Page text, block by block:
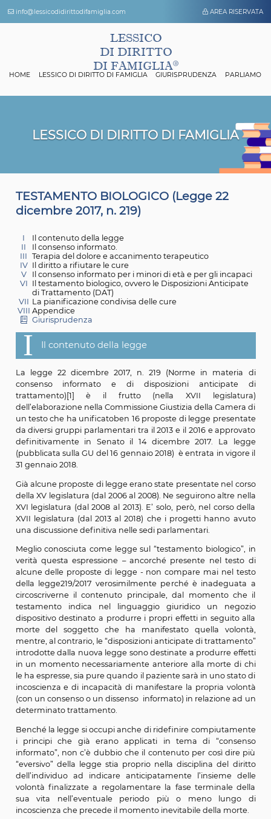
info@lessicodidirittodifamiglia.com AREA
LESSICO
DI DIRITTO
DI FAMIGLIA
LESSICO DI DIRITTO DI
ESTAMENTO BIOLOGICO (Legge 22
dicembre 2017, n. 219)
I
Il contenuto della legge
Il consenso informato.
III Terapia del dolore e accanimento terapeutico
IV Il diritto a rifiutare le cure
V
Il consenso informato per i minori di età e per gli
VI Il testamento biologico, ovvero le Disposizioni
di Trattamento (DAT)
VII
Giurisprudenza
I Il contenuto della legge
La legge 22 dicembre 2017, n. 219 (Norme in
consenso informato e di disposizioni
trattamento)[1] è il frutto (nella XVII
dell’elaborazione nella Commissione Giustizia della
un testo che ha unificatoben 16 proposte di legge
da diversi gruppi parlamentari tra il 2013 e il 2016 e
definitivamente in Senato il 14 dicembre 2017.
(pubblicata sulla GU del 16 gennaio 2018) è entrata in
31 gennaio 2018.
Già alcune proposte di legge erano state presentate
della XV legislatura (dal 2006 al 2008). Ne seguirono
XVI legislatura (dal 2008 al 2013). E’ solo, però, nel
XVII legislatura (dal 2013 al 2018) che i progetti
una discussione definitiva nelle sedi parlamentari.
Meglio conosciuta come legge sul “testamento
verità questa espressione – ancorché presente nel
alcune delle proposte di legge - non compare mai
della legge219/2017 verosimilmente perché è
circoscriverne il contenuto principale, dal
testamento indica nel linguaggio giuridico un
dispositivo destinato a produrre i propri effetti in
morte del soggetto che ha manifestato quella
mentre, al contrario, le “disposizioni anticipate di
introdotte dalla nuova legge sono destinate a
in un momento necessariamente anteriore alla
le ha espresse, sia pure quando il paziente sarà in uno
incoscienza e di incapacità di manifestare la propria